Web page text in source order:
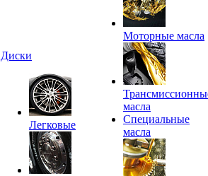
Диски
Легковые
Моторные масла
масла
Специальные
масла